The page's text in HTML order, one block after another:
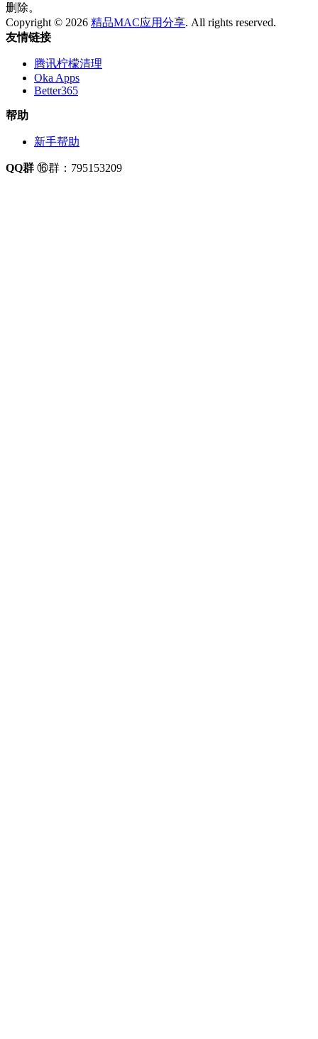
删除。
Copyright © 2026 精品MAC应用分享. All rights reserved.
友情链接
腾讯柠檬清理
Oka Apps
Better365
帮助
新手帮助
QQ群 ⑯群：795153209